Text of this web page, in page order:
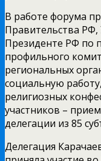
В работе форума
Правительства
Президенте РФ по
профильного
региональных
социальную
религиозных
участников –
делегации из 85
Делегация